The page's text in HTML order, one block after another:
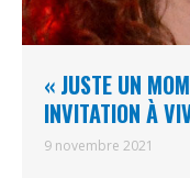
« JUSTE UN
INVITATION À
9 novembre 2021